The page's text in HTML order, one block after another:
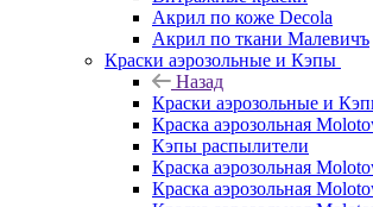
Акрил по коже Decola
Акрил по ткани Малевичъ
Краски аэрозольные и Кэпы
Назад
Краски аэрозольные и
Краска аэрозольная
Кэпы распылители
Краска аэрозольная
Краска аэрозольная